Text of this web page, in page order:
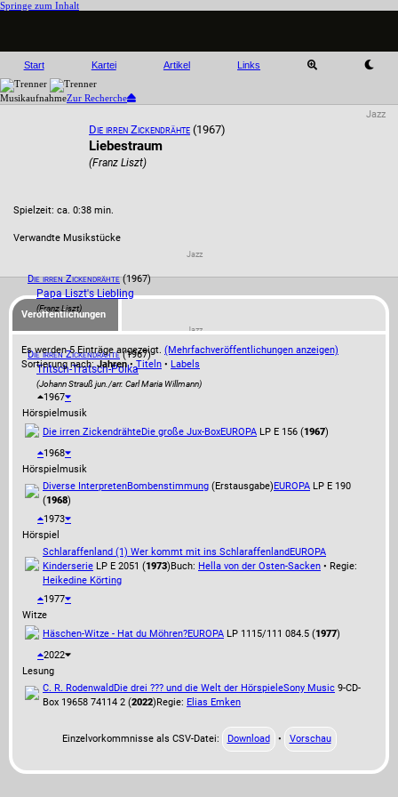
Springe zum Inhalt
Start Kartei Artikel Links
MusikaufnahmeZur Recherche
Jazz
Die irren Zickendrähte (1967)
Liebestraum
(Franz Liszt)
Spielzeit: ca. 0:38 min.
Verwandte Musikstücke
Jazz
Die irren Zickendrähte(1967)
Papa Liszt's Liebling
(Franz Liszt)
Jazz
Die irren Zickendrähte(1967)
Tritsch-Tratsch-Polka
(Johann Strauß jun./arr. Carl Maria Willmann)
Veröffentlichungen
Es werden 5 Einträge angezeigt. (Mehrfachveröffentlichungen anzeigen)
Sortierung nach: Jahren• Titeln • Labels
1967
Hörspielmusik
Die irren ZickendrähteDie große Jux-BoxEUROPA LP E 156 (1967)
1968
Hörspielmusik
Diverse InterpretenBombenstimmung (Erstausgabe)EUROPA LP E 190
(1968)
1973
Hörspiel
Schlaraffenland (1) Wer kommt mit ins SchlaraffenlandEUROPA
Kinderserie LP E 2051 (1973)Buch: Hella von der Osten-Sacken • Regie:
Heikedine Körting
1977
Witze
Häschen-Witze - Hat du Möhren?EUROPA LP 1115/111 084.5 (1977)
2022
Lesung
C. R. RodenwaldDie drei ??? und die Welt der HörspieleSony Music 9-CD-
Box 19658 74114 2 (2022)Regie: Elias Emken
Einzelvorkommnisse als CSV-Datei: Download • Vorschau